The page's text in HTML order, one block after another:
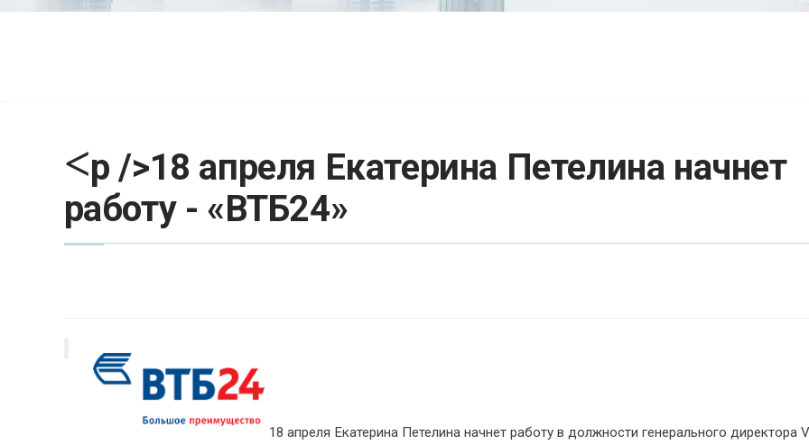
<p />18 апреля Екатерина Петелина начнет
работу - «ВТБ24»
18 апреля Екатерина Петелина начнет работу в должности генерального директора